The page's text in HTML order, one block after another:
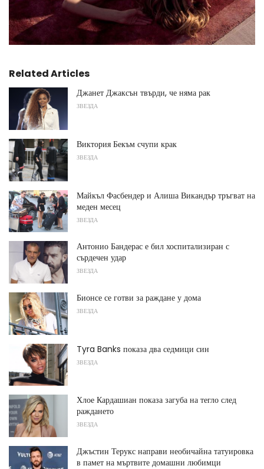
Related Articles
Джанет Джаксън твърди, че няма рак
ЗВЕЗДА
Виктория Бекъм счупи крак
ЗВЕЗДА
Майкъл Фасбендер и Алиша Викандър тръгват на
меден месец
ЗВЕЗДА
Антонио Бандерас е бил хоспитализиран с
сърдечен удар
ЗВЕЗДА
Бионсе се готви за раждане у дома
ЗВЕЗДА
Tyra Banks показа два седмици син
ЗВЕЗДА
Хлое Кардашиан показа загуба на тегло след
раждането
ЗВЕЗДА
Джъстин Терукс направи необичайна татуировка
в памет на мъртвите домашни любимци